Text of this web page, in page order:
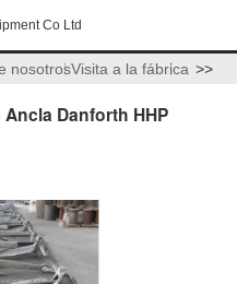
Co Ltd
nosotrosVisita a la fábrica >>
Danforth HHP